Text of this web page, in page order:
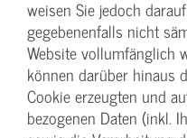
weisen Sie jedoch
gegebenenfalls nicht
Website vollumfänglich
können darüber hinaus
Cookie erzeugten und
bezogenen Daten (inkl.